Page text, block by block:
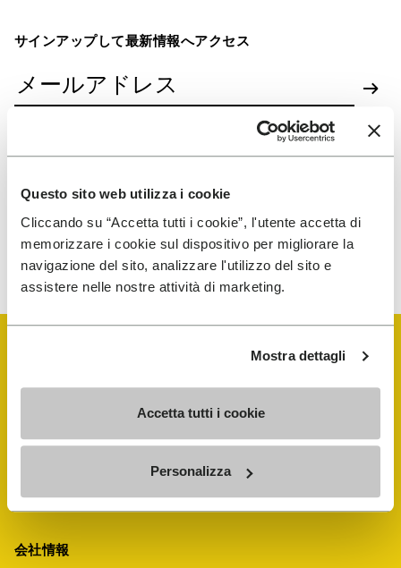
Questo sito web utilizza i cookie
Cliccando su “Accetta tutti i cookie”, l'utente accetta di
memorizzare i cookie sul dispositivo per migliorare la
navigazione del sito, analizzare l'utilizzo del sito e
assistere nelle nostre attività di marketing.
Mostra dettagli
Accetta tutti i cookie
Personalizza
サインアップして最新情報へアクセス
マーケティングコミュニケーションの受信に同意
し、私のデータがプロファイリングに使用されて私
プライバシーに関するお知らせをご覧ください。いつでも購読を中
止することができます。
会社情報